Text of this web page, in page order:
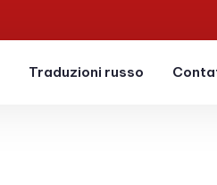
Traduzioni russo